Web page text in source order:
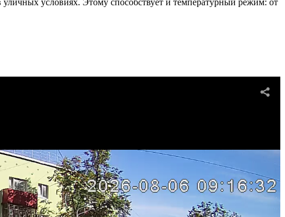
условиях. Этому способствует и температурный режим: от